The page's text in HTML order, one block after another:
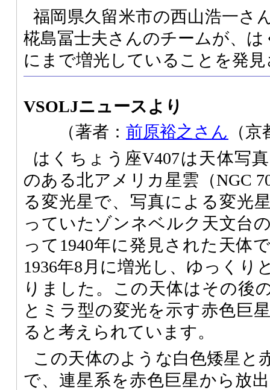
福岡県久留米市の西山浩一さ
椛島冨士夫さんのチームが、は
にまで増光していることを発
VSOLJニュースより
（著者： 前原裕之さん （
はくちょう座V407は天体写
のある北アメリカ星雲（NGC
る変光星で、写真による変光
っていたゾンネベルク天文台
って1940年に発見された天体
1936年8月に増光し、ゆっくり
りました。この天体はその後
とミラ型の変光を示す赤色巨
ると考えられています。
この天体のような白色矮星と
で、連星系を赤色巨星から放